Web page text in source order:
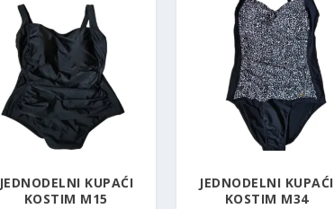
JEDNODELNI KUPAĆI
KOSTIM M15
JEDNODELNI KUPAĆI
KOSTIM M34